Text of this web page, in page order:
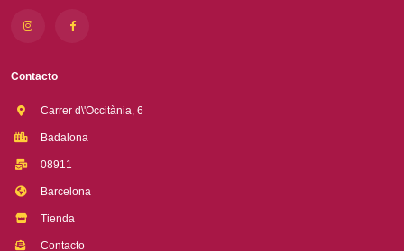
Contacto
Carrer d\'Occitània, 6
Badalona
08911
Barcelona
Tienda
Contacto